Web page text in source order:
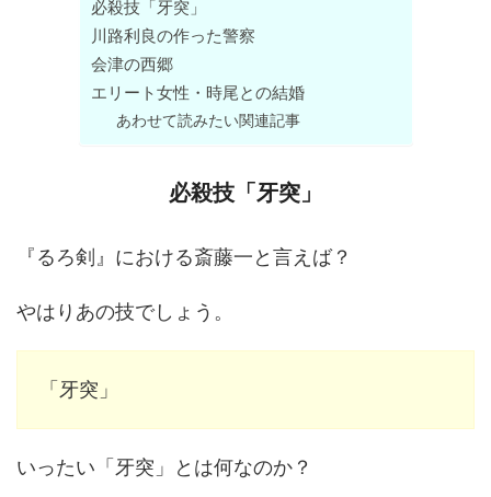
必殺技「牙突」
川路利良の作った警察
会津の西郷
エリート女性・時尾との結婚
あわせて読みたい関連記事
必殺技「牙突」
『るろ剣』における斎藤一と言えば？
やはりあの技でしょう。
「牙突」
いったい「牙突」とは何なのか？